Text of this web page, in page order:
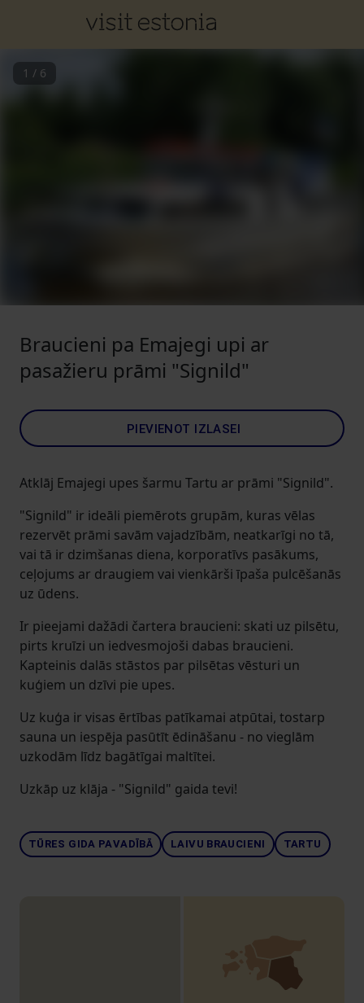
1 / 6
Braucieni pa Emajegi upi ar
pasažieru prāmi "Signild"
PIEVIENOT IZLASEI
Atklāj Emajegi upes šarmu Tartu ar prāmi "Signild".
"Signild" ir ideāli piemērots grupām, kuras vēlas
rezervēt prāmi savām vajadzībām, neatkarīgi no tā,
vai tā ir dzimšanas diena, korporatīvs pasākums,
ceļojums ar draugiem vai vienkārši īpaša pulcēšanās
uz ūdens.
Ir pieejami dažādi čartera braucieni: skati uz pilsētu,
pirts kruīzi un iedvesmojoši dabas braucieni.
Kapteinis dalās stāstos par pilsētas vēsturi un
kuģiem un dzīvi pie upes.
Uz kuģa ir visas ērtības patīkamai atpūtai, tostarp
sauna un iespēja pasūtīt ēdināšanu - no vieglām
uzkodām līdz bagātīgai maltītei.
Uzkāp uz klāja - "Signild" gaida tevi!
TŪRES GIDA PAVADĪBĀ LAIVU BRAUCIENI TARTU